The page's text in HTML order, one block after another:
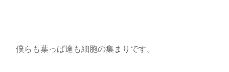
僕らも葉っぱ達も細胞の集まりです。